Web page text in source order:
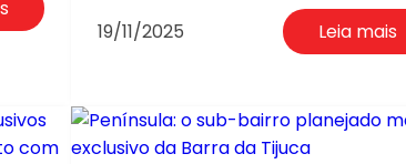
19/11/2025 Leia mais